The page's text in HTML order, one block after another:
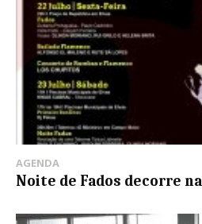
AGENDA
Noite de Fados decorre